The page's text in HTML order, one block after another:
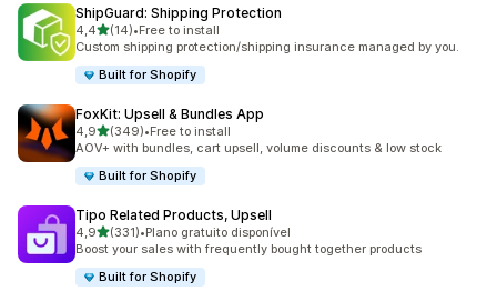
ShipGuard: Shipping Protection
4,4de 5 estrelas
(14)
14 total de avaliações
•Free to install
Custom shipping protection/shipping insurance managed by you.
Built for Shopify
FoxKit: Upsell & Bundles App
4,9de 5 estrelas
(349)
349 total de avaliações
•Free to install
AOV+ with bundles, cart upsell, volume discounts & low stock
Built for Shopify
Tipo Related Products, Upsell
4,9de 5 estrelas
(331)
331 total de avaliações
•Plano gratuito disponível
Boost your sales with frequently bought together products
Built for Shopify